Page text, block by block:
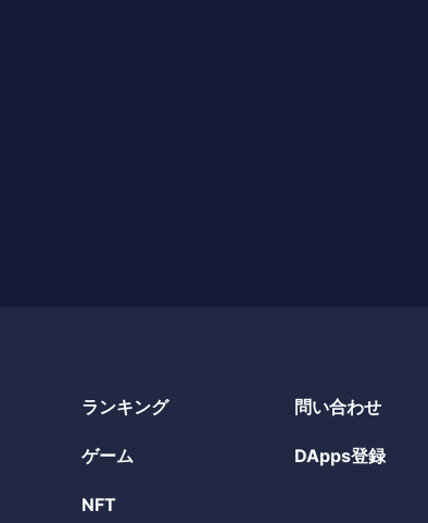
ランキング
ゲーム
NFT
問い合わせ
DApps登録